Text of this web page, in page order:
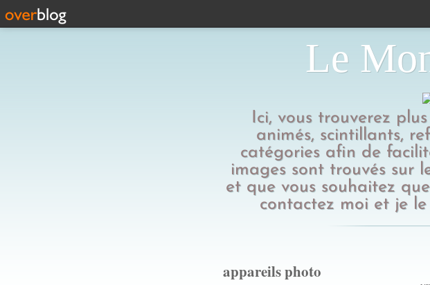
Le
Ici, vous trouverez
animés, scintillants,
catégories afin de
images sont trouvés sur
et que vous souhaitez
contactez moi et je
appareils photo